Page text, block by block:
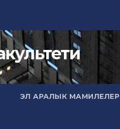
ЭЛ АРАЛЫК МАМИЛЕЛЕР